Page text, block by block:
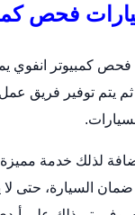
فحص
فحص كمبيوتر انفوي
ثم يتم توفير
لذلك خدمة
السيارة، حتى لا